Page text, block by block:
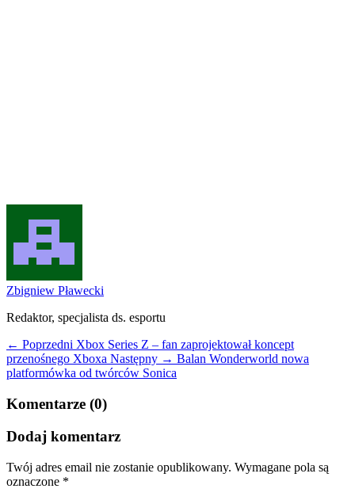
Zbigniew Pławecki
Redaktor, specjalista ds. esportu
← Poprzedni Xbox Series Z – fan zaprojektował koncept
przenośnego Xboxa Następny → Balan Wonderworld nowa
platformówka od twórców Sonica
Komentarze (0)
Dodaj komentarz
Twój adres email nie zostanie opublikowany. Wymagane pola są
oznaczone *